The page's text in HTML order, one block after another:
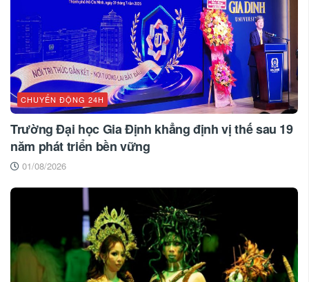
CHUYỂN ĐỘNG 24H
Trường Đại học Gia Định khẳng định vị thế sau 19
năm phát triển bền vững
01/08/2026